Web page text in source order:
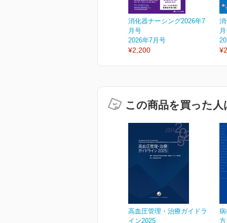
消化器ナーシング2026年7
月号
2026年7月号
¥2,200
この商品を買った
高血圧管理・治療ガイドラ
イン2025